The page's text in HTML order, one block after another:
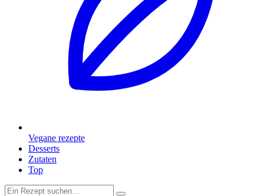
Vegane rezepte
Desserts
Zutaten
Top